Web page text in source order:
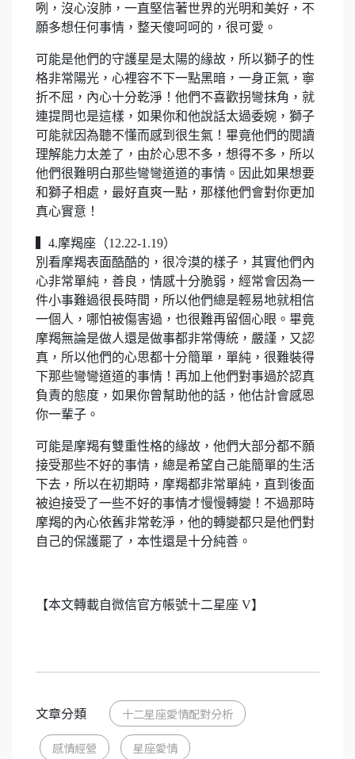
咧，沒心沒肺，一直堅信著世界的光明和美好，不
願多想任何事情，整天傻呵呵的，很可愛。
可能是他們的守護星是太陽的緣故，所以獅子的性
格非常陽光，心裡容不下一點黑暗，一身正氣，寧
折不屈，內心十分乾淨！他們不喜歡拐彎抹角，就
連提問也是這樣，如果你和他說話太過委婉，獅子
可能就因為聽不懂而感到很生氣！畢竟他們的閱讀
理解能力太差了，由於心思不多，想得不多，所以
他們很難明白那些彎彎道道的事情。因此如果想要
和獅子相處，最好直爽一點，那樣他們會對你更加
真心實意！
▍4.摩羯座（12.22-1.19）
別看摩羯表面酷酷的，很冷漠的樣子，其實他們內
心非常單純，善良，情感十分脆弱，經常會因為一
件小事難過很長時間，所以他們總是輕易地就相信
一個人，哪怕被傷害過，也很難再留個心眼。畢竟
摩羯無論是做人還是做事都非常傳統，嚴謹，又認
真，所以他們的心思都十分簡單，單純，很難裝得
下那些彎彎道道的事情！再加上他們對事過於認真
負責的態度，如果你曾幫助他的話，他估計會感恩
你一輩子。
可能是摩羯有雙重性格的緣故，他們大部分都不願
接受那些不好的事情，總是希望自己能簡單的生活
下去，所以在初期時，摩羯都非常單純，直到後面
被迫接受了一些不好的事情才慢慢轉變！不過那時
摩羯的內心依舊非常乾淨，他的轉變都只是他們對
自己的保護罷了，本性還是十分純善。
【本文轉載自微信官方帳號十二星座 V】
文章分類 十二星座愛情配對分析
感情經營 星座愛情